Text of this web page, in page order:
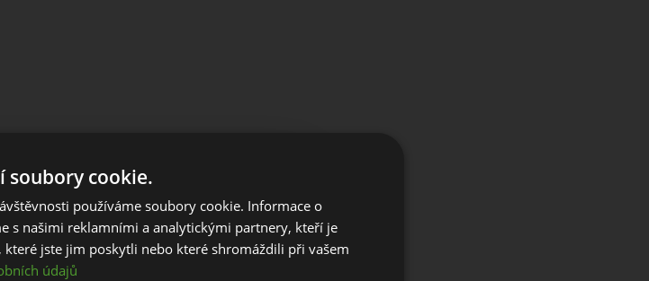
Notice
and Czech Republic, please use our
website.
soubory cookie.
používáme soubory cookie. Informace o
s našimi reklamními a analytickými partnery, kteří je
jste jim poskytli nebo které shromáždili při vašem
údajů